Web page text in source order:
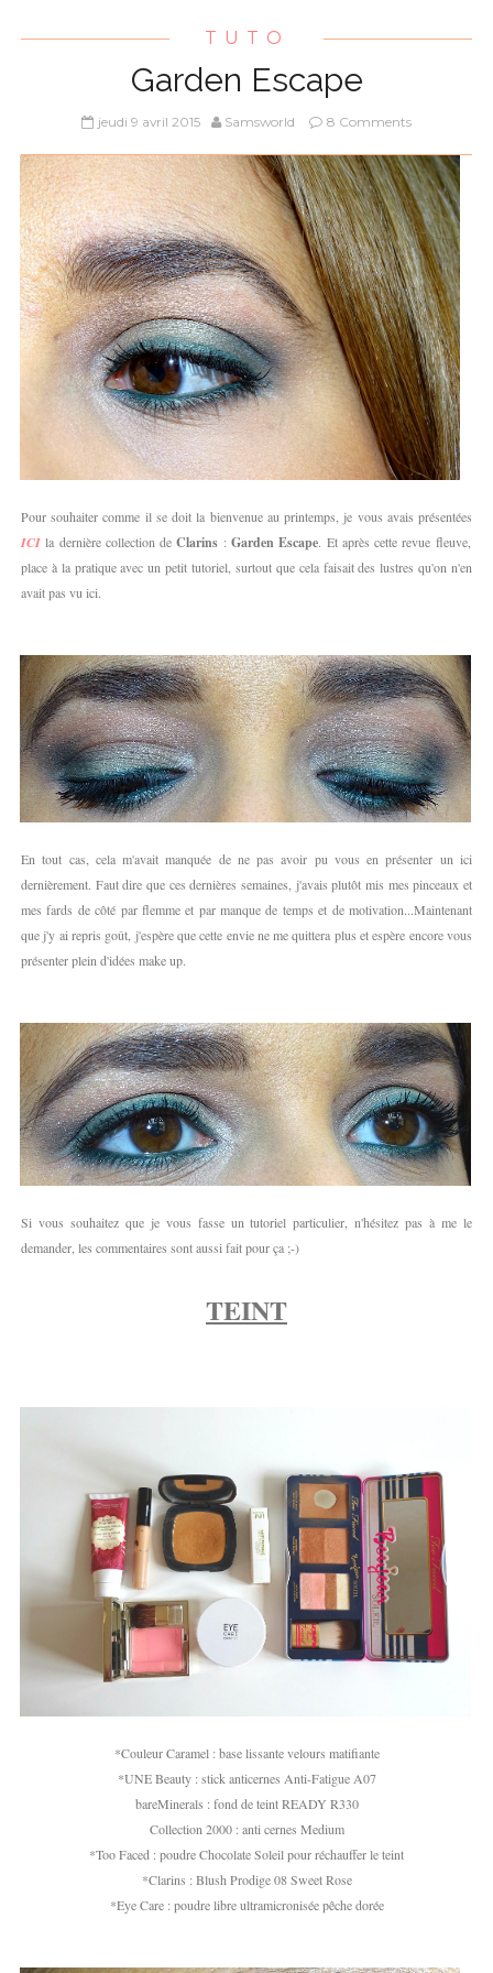
TUTO
Garden Escape
jeudi 9 avril 2015 Samsworld 8 Comments
Pour souhaiter comme il se doit la bienvenue au printemps, je vous avais présentées
ICI la dernière collection deClarins :Garden Escape. Et après cette revue fleuve,
place à la pratique avec un petit tutoriel, surtout que cela faisait des lustres qu'on n'en
avait pas vu ici.
En tout cas, cela m'avait manquée de ne pas avoir pu vous en présenter un ici
dernièrement. Faut dire que ces dernières semaines, j'avais plutôt mis mes pinceaux et
mes fards de côté par flemme et par manque de temps et de motivation...Maintenant
que j'y ai repris goût, j'espère que cette envie ne me quittera plus et espère encore vous
présenter plein d'idées make up.
Si vous souhaitez que je vous fasse un tutoriel particulier, n'hésitez pas à me le
demander, les commentaires sont aussi fait pour ça ;-)
TEINT
*Couleur Caramel : base lissante velours matifiante
*UNE Beauty : stick anticernes Anti-Fatigue A07
bareMinerals : fond de teint READY R330
Collection 2000 : anti cernes Medium
*Too Faced : poudre Chocolate Soleil pour réchauffer le teint
*Clarins : Blush Prodige 08 Sweet Rose
*Eye Care : poudre libre ultramicronisée pêche dorée